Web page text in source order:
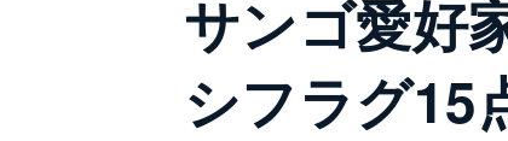
サンゴ愛好
シフラグ15